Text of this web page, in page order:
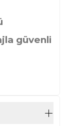
güvenli